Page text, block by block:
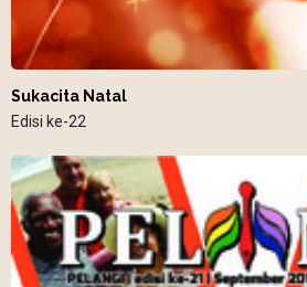
Sukacita Natal
Edisi ke-22